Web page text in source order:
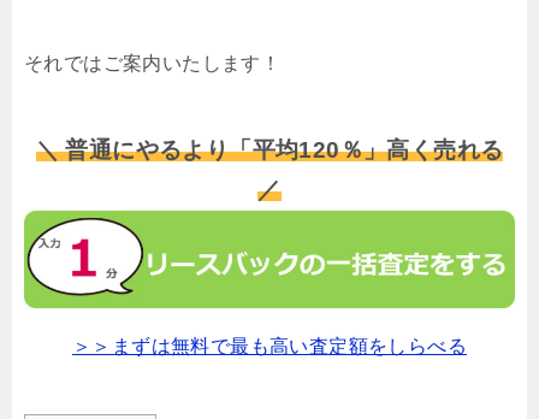
それではご案内いたします！
＼ 普通にやるより「平均120％」高く売れる
／
＞＞まずは無料で最も高い査定額をしらべる